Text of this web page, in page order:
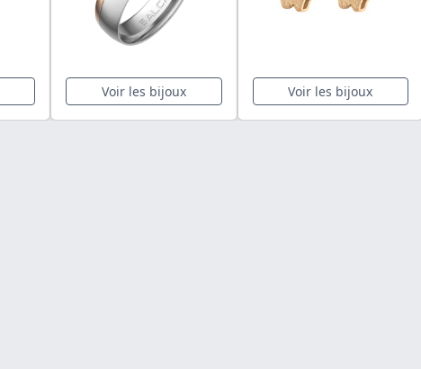
Voir les bijoux Voir les bijoux